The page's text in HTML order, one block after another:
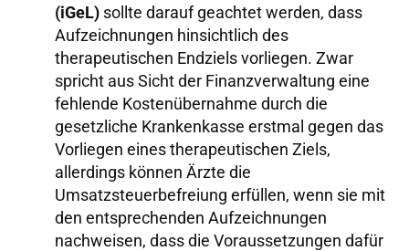
(iGeL) sollte darauf geachtet werden, dass
Aufzeichnungen hinsichtlich des
therapeutischen Endziels vorliegen. Zwar
spricht aus Sicht der Finanzverwaltung eine
fehlende Kostenübernahme durch die
gesetzliche Krankenkasse erstmal gegen das
Vorliegen eines therapeutischen Ziels,
allerdings können Ärzte die
Umsatzsteuerbefreiung erfüllen, wenn sie mit
den entsprechenden Aufzeichnungen
nachweisen, dass die Voraussetzungen dafür